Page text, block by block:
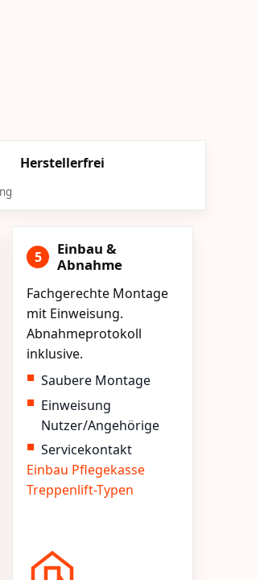
Herstellerfrei
5
Einbau &
Abnahme
Fachgerechte Montage
mit Einweisung.
Abnahmeprotokoll
inklusive.
Saubere Montage
Einweisung
Nutzer/Angehörige
Servicekontakt
Einbau Pflegekasse
Treppenlift-Typen